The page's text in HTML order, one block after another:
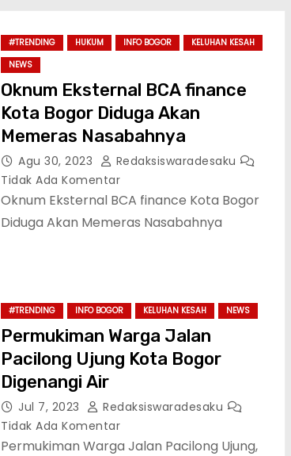
#TRENDING HUKUM INFO BOGOR
KELUHAN KESAH
NEWS
Oknum Eksternal BCA finance
Kota Bogor Diduga Akan
Memeras Nasabahnya
Agu 30, 2023
Redaksiswaradesaku
Tidak Ada Komentar
Oknum Eksternal BCA finance Kota Bogor
Diduga Akan Memeras Nasabahnya
#TRENDING INFO BOGOR KELUHAN KESAH NEWS
Permukiman Warga Jalan
Pacilong Ujung Kota Bogor
Digenangi Air
Jul 7, 2023
Redaksiswaradesaku
Tidak Ada Komentar
Permukiman Warga Jalan Pacilong Ujung,